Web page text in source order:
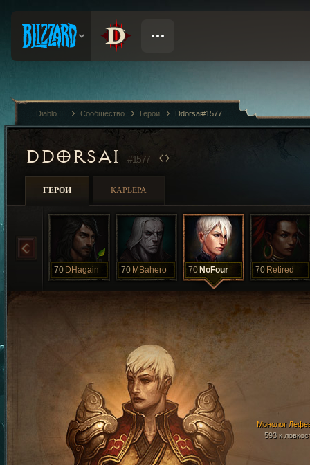
DDORSAI #1577
ГЕРОИ КАРЬЕРА
70 DHagain 70 MBahero 70 NoFour 70 Retired
Монолог
593 к
Diablo III Сообщество Герои Ddorsai#1577